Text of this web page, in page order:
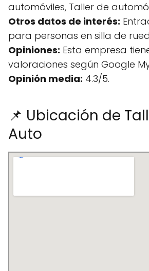
automóviles, Taller de
Otros datos de interés:
para personas en silla de
Opiniones: Esta empresa
valoraciones según Google
Opinión media: 4.3/5.
📌 Ubicación de
Auto